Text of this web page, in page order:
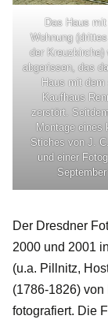
Das Haus
Wohnung
der Kreuzkirche)
abgerissen, das
Haus mit dem
Kaufhaus
zerstört.
Montage eines
Stiches von J.
und einer
Der Dresdner
2000 und 2001
(u.a. Pillnitz,
(1786-1826)
fotografiert. Die